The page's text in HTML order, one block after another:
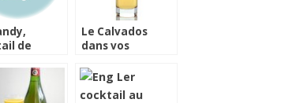
de
Le Calvados
dans vos